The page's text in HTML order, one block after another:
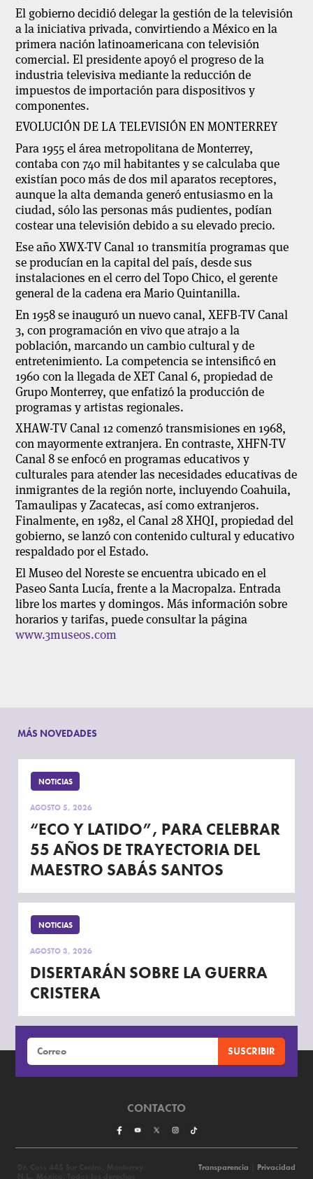
El gobierno decidió delegar la gestión de la televisión
a la iniciativa privada, convirtiendo a México en la
primera nación latinoamericana con televisión
comercial. El presidente apoyó el progreso de la
industria televisiva mediante la reducción de
impuestos de importación para dispositivos y
componentes.
EVOLUCIÓN DE LA TELEVISIÓN EN MONTERREY
Para 1955 el área metropolitana de Monterrey,
contaba con 740 mil habitantes y se calculaba que
existían poco más de dos mil aparatos receptores,
aunque la alta demanda generó entusiasmo en la
ciudad, sólo las personas más pudientes, podían
costear una televisión debido a su elevado precio.
Ese año XWX-TV Canal 10 transmitía programas que
se producían en la capital del país, desde sus
instalaciones en el cerro del Topo Chico, el gerente
general de la cadena era Mario Quintanilla.
En 1958 se inauguró un nuevo canal, XEFB-TV Canal
3, con programación en vivo que atrajo a la
población, marcando un cambio cultural y de
entretenimiento. La competencia se intensificó en
1960 con la llegada de XET Canal 6, propiedad de
Grupo Monterrey, que enfatizó la producción de
programas y artistas regionales.
XHAW-TV Canal 12 comenzó transmisiones en 1968,
con mayormente extranjera. En contraste, XHFN-TV
Canal 8 se enfocó en programas educativos y
culturales para atender las necesidades educativas de
inmigrantes de la región norte, incluyendo Coahuila,
Tamaulipas y Zacatecas, así como extranjeros.
Finalmente, en 1982, el Canal 28 XHQI, propiedad del
gobierno, se lanzó con contenido cultural y educativo
respaldado por el Estado.
El Museo del Noreste se encuentra ubicado en el
Paseo Santa Lucía, frente a la Macropalza. Entrada
libre los martes y domingos. Más información sobre
horarios y tarifas, puede consultar la página
www.3museos.com
MÁS NOVEDADES
NOTICIAS
AGOSTO 5, 2026
“ECO Y LATIDO”, PARA CELEBRAR
55 AÑOS DE TRAYECTORIA DEL
MAESTRO SABÁS SANTOS
NOTICIAS
AGOSTO 3, 2026
DISERTARÁN SOBRE LA GUERRA
CRISTERA
CONTACTO
Transparencia Privacidad